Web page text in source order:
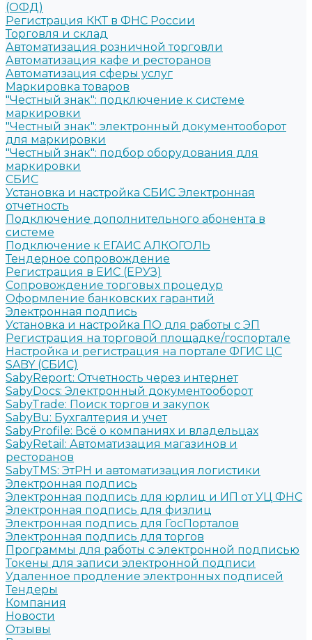
(ОФД)
Регистрация ККТ в ФНС России
Торговля и склад
Автоматизация розничной торговли
Автоматизация кафе и ресторанов
Автоматизация сферы услуг
Маркировка товаров
"Честный знак": подключение к системе
маркировки
"Честный знак": электронный документооборот
для маркировки
"Честный знак": подбор оборудования для
маркировки
СБИС
Установка и настройка СБИС Электронная
отчетность
Подключение дополнительного абонента в
системе
Подключение к ЕГАИС АЛКОГОЛЬ
Тендерное сопровождение
Регистрация в ЕИС (ЕРУЗ)
Сопровождение торговых процедур
Оформление банковских гарантий
Электронная подпись
Установка и настройка ПО для работы с ЭП
Регистрация на торговой площадке/госпортале
Настройка и регистрация на портале ФГИС ЦС
SABY (СБИС)
SabyReport: Отчетность через интернет
SabyDocs: Электронный документооборот
SabyTrade: Поиск торгов и закупок
SabyBu: Бухгалтерия и учет
SabyProfile: Всё о компаниях и владельцах
SabyRetail: Автоматизация магазинов и
ресторанов
SabyTMS: ЭтРН и автоматизация логистики
Электронная подпись
Электронная подпись для юрлиц и ИП от УЦ ФНС
Электронная подпись для физлиц
Электронная подпись для ГосПорталов
Электронная подпись для торгов
Программы для работы с электронной подписью
Токены для записи электронной подписи
Удаленное продление электронных подписей
Тендеры
Компания
Новости
Отзывы